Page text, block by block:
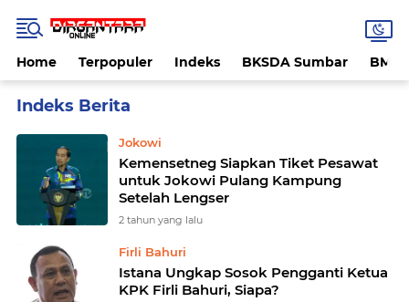
Home Terpopuler Indeks BKSDA Sumbar
Jokowi
Kemensetneg Siapkan Tiket Pesawat
untuk Jokowi Pulang Kampung
Setelah Lengser
2 tahun yang lalu
Firli Bahuri
Istana Ungkap Sosok Pengganti Ketua
KPK Firli Bahuri, Siapa?